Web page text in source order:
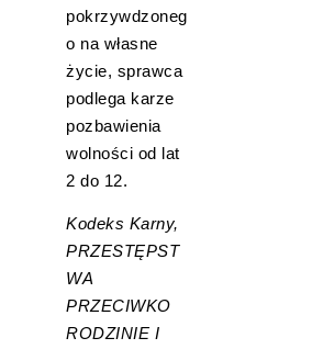
pokrzywdzoneg
o na własne
życie, sprawca
podlega karze
pozbawienia
wolności od lat
2 do 12.
Kodeks Karny,
PRZESTĘPST
WA
PRZECIWKO
RODZINIE I